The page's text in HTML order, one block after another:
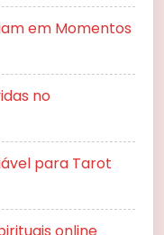
em Momentos
no
para Tarot